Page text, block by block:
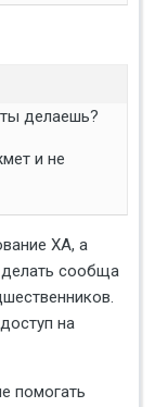
делаешь?
и не
ХА, а
сообща
на
помогать